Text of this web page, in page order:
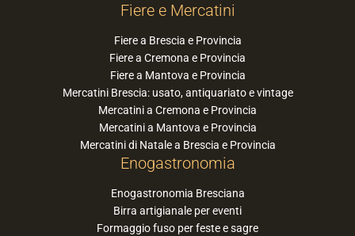
Fiere e Mercatini
Fiere a Brescia e Provincia
Fiere a Cremona e Provincia
Fiere a Mantova e Provincia
Mercatini Brescia: usato, antiquariato e vintage
Mercatini a Cremona e Provincia
Mercatini a Mantova e Provincia
Mercatini di Natale a Brescia e Provincia
Enogastronomia
Enogastronomia Bresciana
Birra artigianale per eventi
Formaggio fuso per feste e sagre